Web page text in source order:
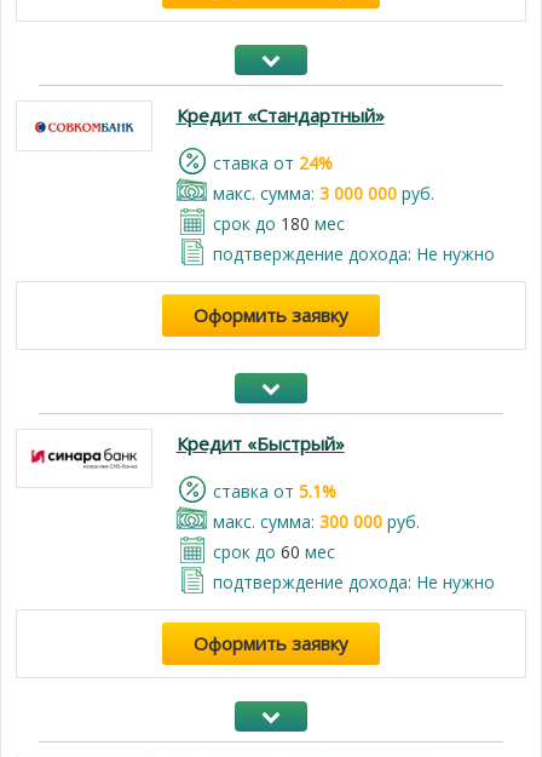
Кредит «Стандартный»
cтавка от 24%
макс. сумма: 3 000 000руб.
срок до 180 мес
подтверждение дохода: Не нужно
Оформить заявку
Кредит «Быстрый»
cтавка от 5.1%
макс. сумма: 300 000руб.
срок до 60 мес
подтверждение дохода: Не нужно
Оформить заявку